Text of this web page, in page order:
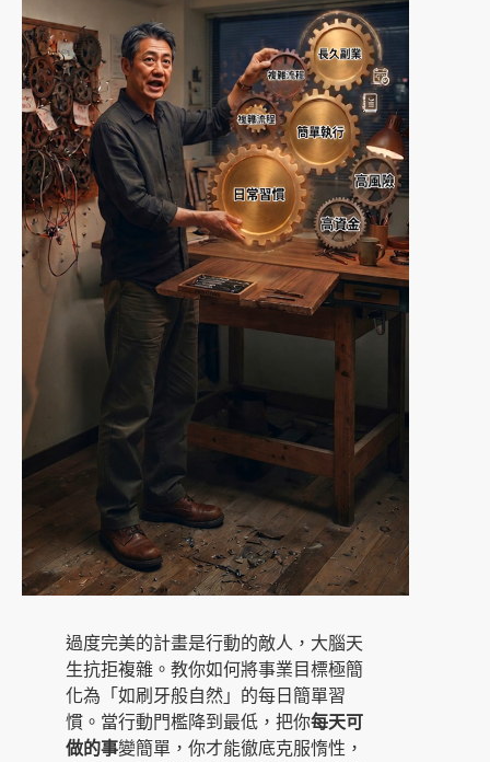
過度完美的計畫是行動的敵人，大腦天
生抗拒複雜。教你如何將事業目標極簡
化為「如刷牙般自然」的每日簡單習
慣。當行動門檻降到最低，把你每天可
做的事變簡單，你才能徹底克服惰性，